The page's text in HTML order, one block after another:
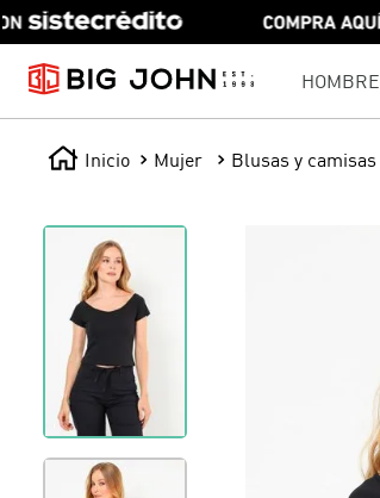
HOMBRE
Mujer Blusas y camisas